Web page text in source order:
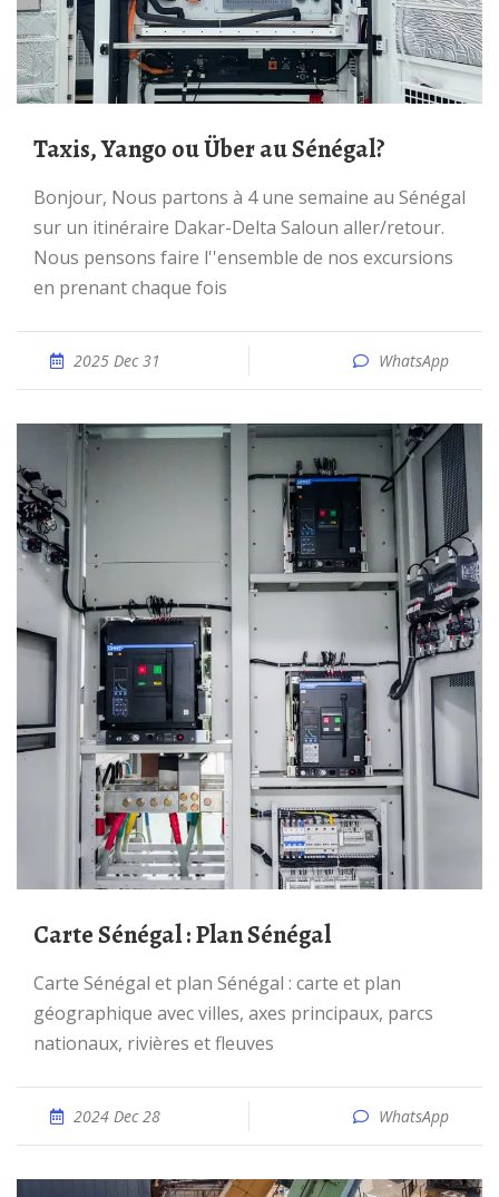
Taxis, Yango ou Über au Sénégal?
Bonjour, Nous partons à 4 une semaine au Sénégal
sur un itinéraire Dakar-Delta Saloun aller/retour.
Nous pensons faire l''ensemble de nos excursions
en prenant chaque fois
2025 Dec 31 WhatsApp
Carte Sénégal : Plan Sénégal
Carte Sénégal et plan Sénégal : carte et plan
géographique avec villes, axes principaux, parcs
nationaux, rivières et fleuves
2024 Dec 28 WhatsApp